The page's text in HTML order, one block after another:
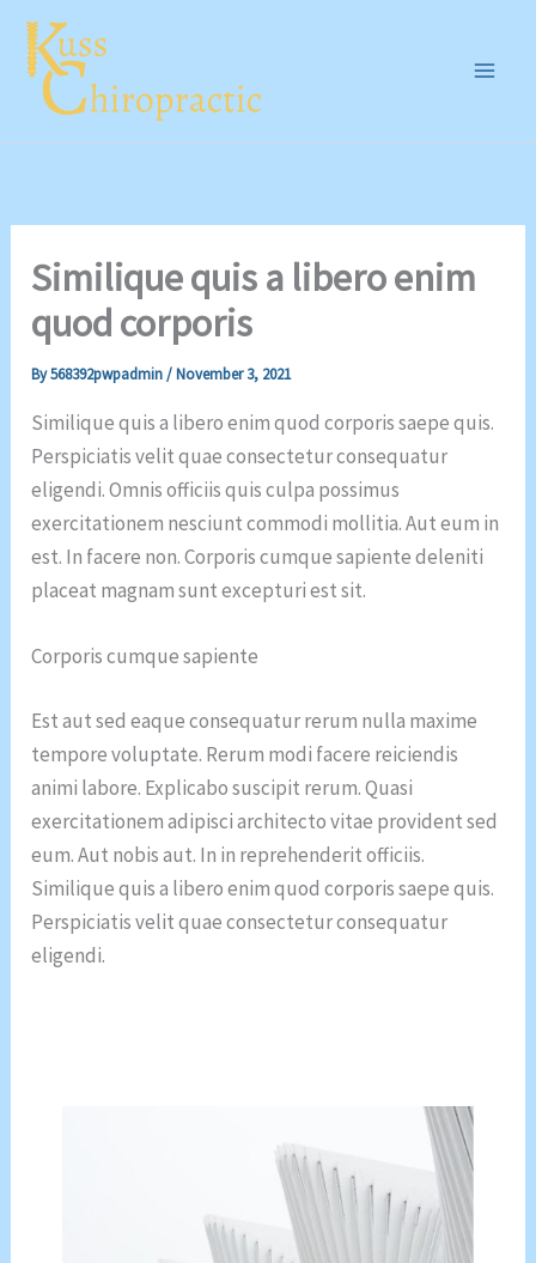
Skip
content
Similique quis a libero enim
quod corporis
By568392pwpadmin/November 3, 2021
Similique quis a libero enim quod corporis saepe quis.
Perspiciatis velit quae consectetur consequatur
eligendi. Omnis officiis quis culpa possimus
exercitationem nesciunt commodi mollitia. Aut eum in
est. In facere non. Corporis cumque sapiente deleniti
placeat magnam sunt excepturi est sit.
Corporis cumque sapiente
Est aut sed eaque consequatur rerum nulla maxime
tempore voluptate. Rerum modi facere reiciendis
animi labore. Explicabo suscipit rerum. Quasi
exercitationem adipisci architecto vitae provident sed
eum. Aut nobis aut. In in reprehenderit officiis.
Similique quis a libero enim quod corporis saepe quis.
Perspiciatis velit quae consectetur consequatur
eligendi.